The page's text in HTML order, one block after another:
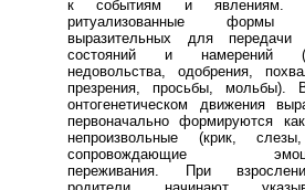
к событиям и явлениям.
ритуализованные формы
выразительных для передачи
состояний и намерений
недовольства, одобрения,
презрения, просьбы, мольбы).
онтогенетическом движения
первоначально формируются
непроизвольные (крик,
сопровождающие
переживания. При